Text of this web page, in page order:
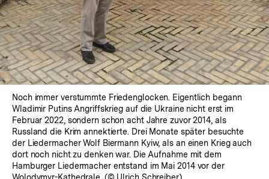
Noch immer verstummte Friedenglocken. Eigentlich begann
Wladimir Putins Angriffskrieg auf die Ukraine nicht erst im
Februar 2022, sondern schon acht Jahre zuvor 2014, als
Russland die Krim annektierte. Drei Monate später besuchte
der Liedermacher Wolf Biermann Kyiw, als an einen Krieg auch
dort noch nicht zu denken war. Die Aufnahme mit dem
Hamburger Liedermacher entstand im Mai 2014 vor der